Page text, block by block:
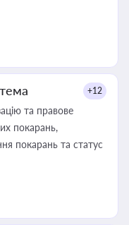
+12
та правове
покарань,
покарань та статус